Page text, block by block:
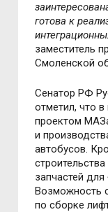
готова к
заместитель
Смоленской
Сенатор РФ
отметил, что
проектом
и
автобусов.
запчастей
Возможность
по сборке